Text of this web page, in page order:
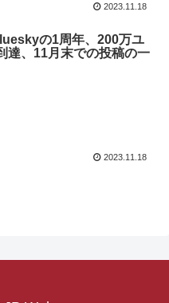
2023.11.18
の1周年、200万ユ
達、11月末での投稿の一
2023.11.18